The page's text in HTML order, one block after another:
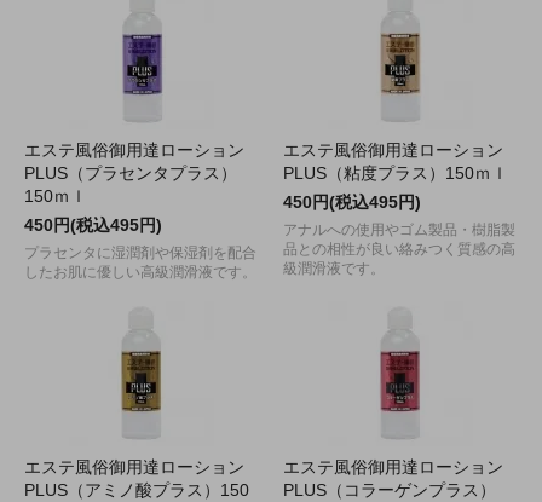
エステ風俗御用達ローション
PLUS（プラセンタプラス）
150ｍｌ
450円(税込495円)
プラセンタに湿潤剤や保湿剤を配合
したお肌に優しい高級潤滑液です。
エステ風俗御用達ローション
PLUS（粘度プラス）150ｍｌ
450円(税込495円)
アナルへの使用やゴム製品・樹脂製
品との相性が良い絡みつく質感の高
級潤滑液です。
エステ風俗御用達ローション
PLUS（アミノ酸プラス）150
エステ風俗御用達ローション
PLUS（コラーゲンプラス）